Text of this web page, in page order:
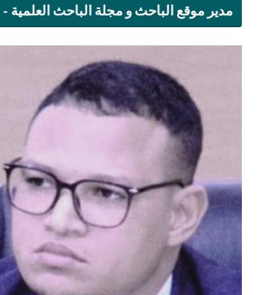
مدير موقع الباحث و مجلة الباحث